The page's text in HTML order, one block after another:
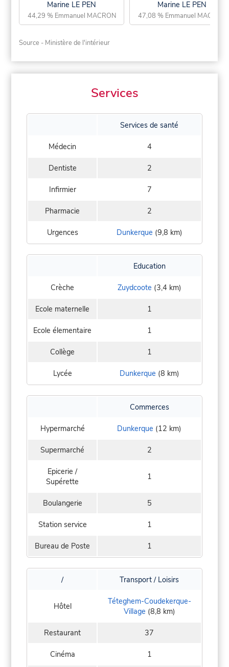
Marine LE PEN
44,29 % Emmanuel MACRON
Marine LE PEN
47,08 % Emmanuel MACRON
Source - Ministère de l'intérieur
Services
Services de santé
Médecin 4
Dentiste 2
Infirmier 7
Pharmacie 2
Urgences Dunkerque (9,8 km)
Education
Crèche Zuydcoote (3,4 km)
Ecole maternelle 1
Ecole élementaire 1
Collège 1
Lycée Dunkerque (8 km)
Commerces
Hypermarché Dunkerque (12 km)
Supermarché 2
Epicerie /
Supérette
1
Boulangerie 5
Station service 1
Bureau de Poste 1
/ Transport / Loisirs
Hôtel
Téteghem-Coudekerque-
Village (8,8 km)
Restaurant 37
Cinéma 1